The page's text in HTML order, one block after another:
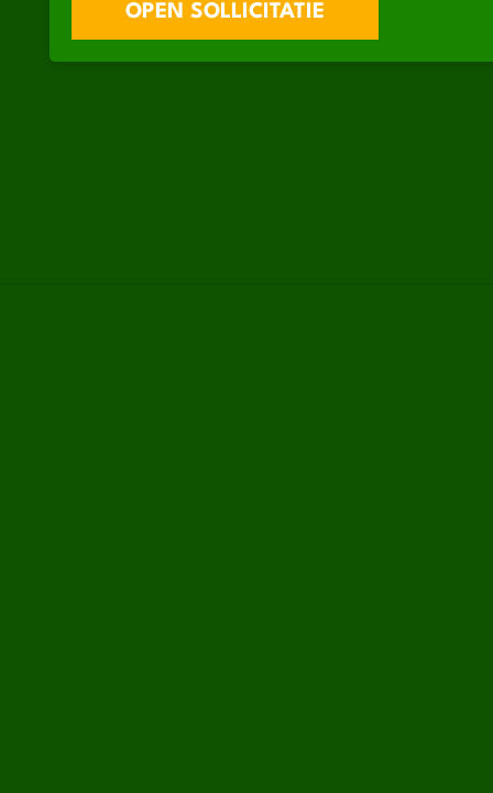
OPEN SOLLICITATIE